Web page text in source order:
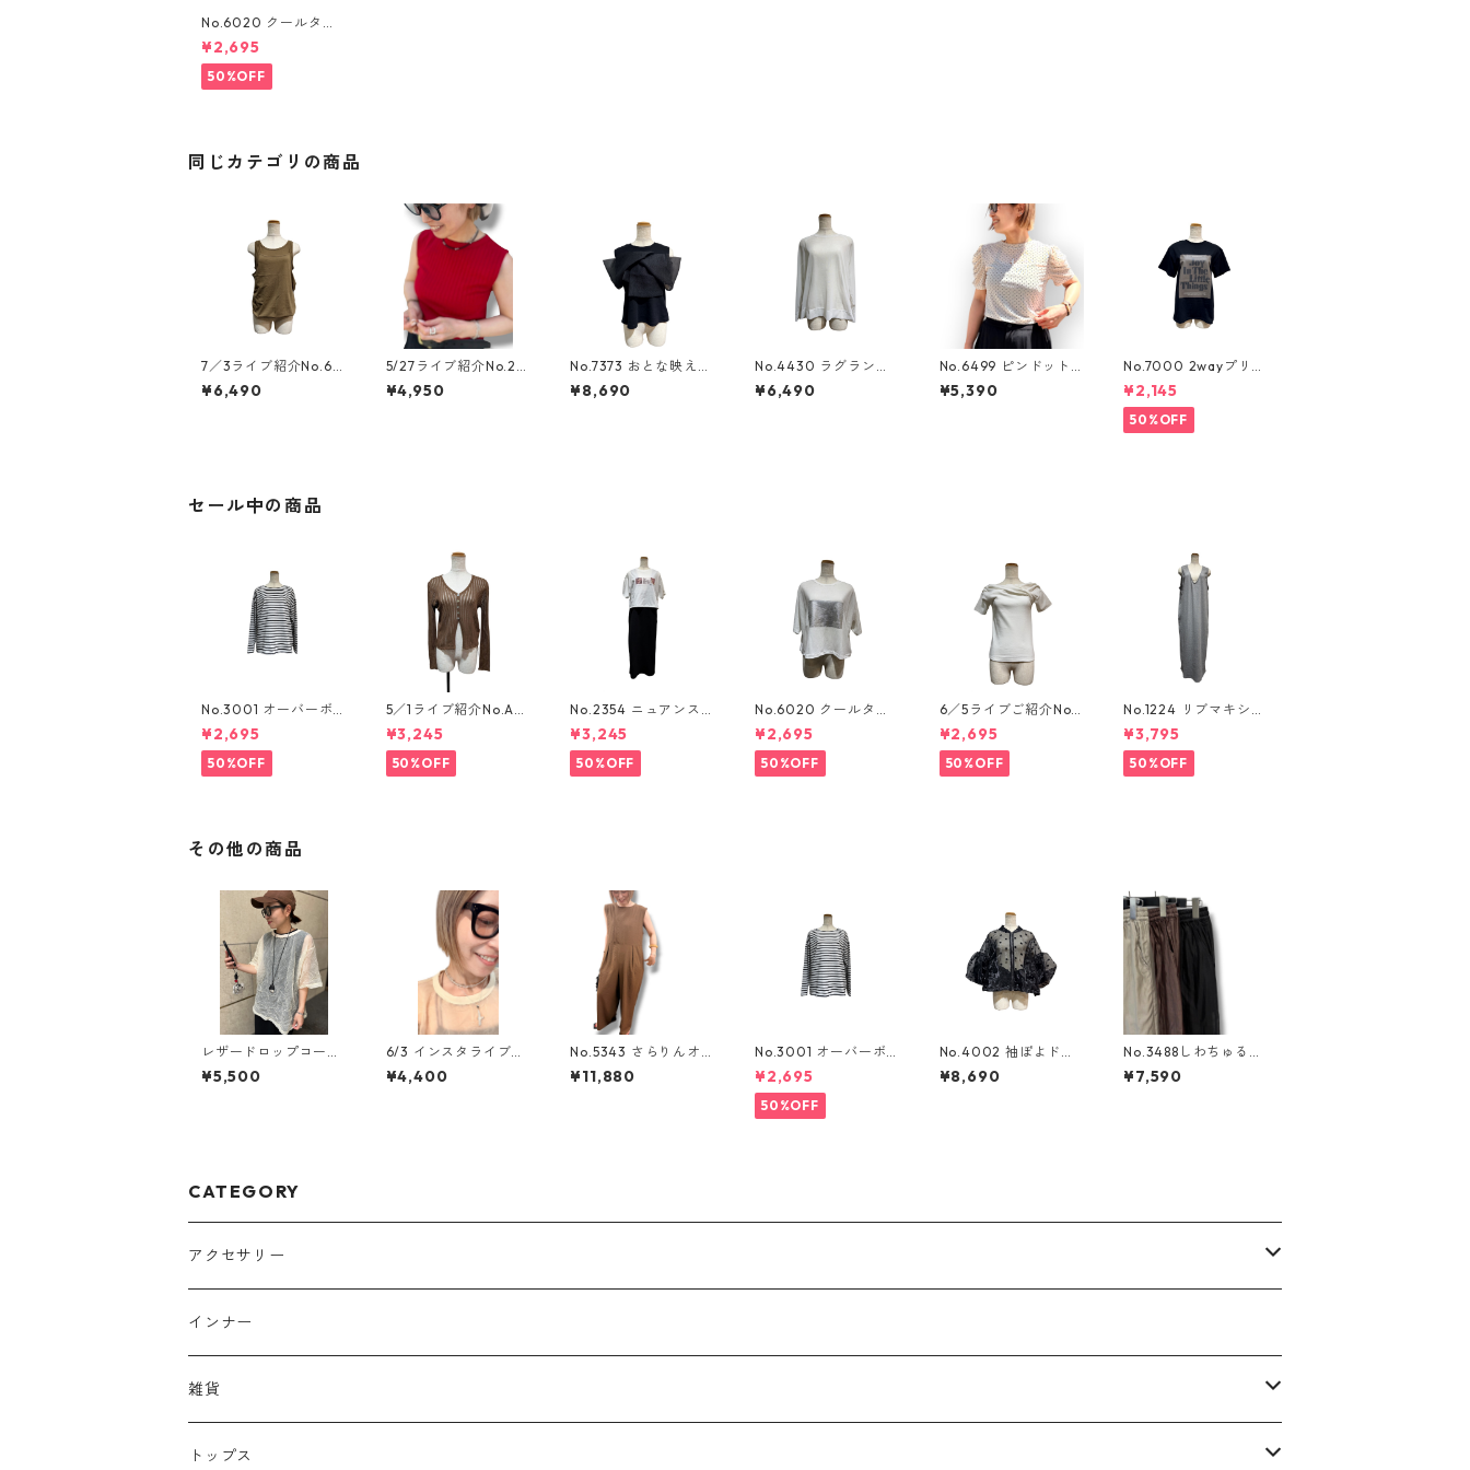
No.6020 クールタッ
チボックスロゴtee
¥2,695
50%OFF
同じカテゴリの商品
7／3ライブ紹介No.60
12 レイヤードキャミタ
ンクトップ
¥6,490
5/27ライブ紹介No.21
43 ヘルシーリブtank
top
¥4,950
No.7373 おとな映えち
ゅるtee
¥8,690
No.4430 ラグランス
リーブちゅるりら
¥6,490
No.6499 ピンドット
シアー
¥5,390
No.7000 2wayプリン
トtee
¥2,145
50%OFF
セール中の商品
No.3001 オーバーボ
ーダーカットソー
¥2,695
50%OFF
5／1ライブ紹介No.A/
WDXM-777 シアーリ
ブ編みニットカーディ
ガン
¥3,245
50%OFF
No.2354 ニュアンスフ
ォトBOXtee
¥3,245
50%OFF
No.6020 クールタッ
チボックスロゴtee
¥2,695
50%OFF
6／5ライブご紹介No.2
075 アシンメトリーカ
ットソー
¥2,695
50%OFF
No.1224 リブマキシワ
ンピース
¥3,795
50%OFF
その他の商品
レザードロップコード
ネックレス
¥5,500
6/3 インスタライブご
紹介 No.2715 クリア
ビーズマグネットチョ
¥4,400
No.5343 さらりんオー
ルインワン
¥11,880
No.3001 オーバーボ
ーダーカットソー
¥2,695
50%OFF
No.4002 袖ぽよドッ
トシアーブルゾン
¥8,690
No.3488しわちゅるワ
イドストレートパンツ
¥7,590
CATEGORY
アクセサリー
ヘッドアクセサリー
リング
イヤーカフ
インナー
雑貨
バッグ
トップス